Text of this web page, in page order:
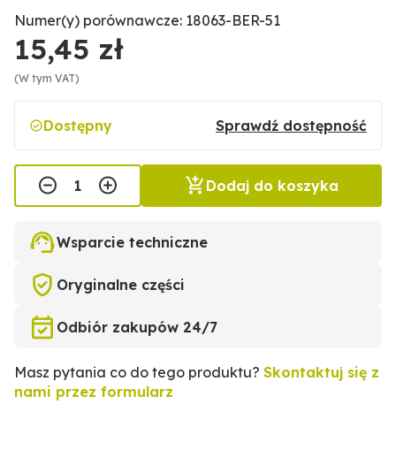
Numer(y) porównawcze: 18063-BER-51
15,45 zł
(W tym VAT)
Dostępny Sprawdź dostępność
Dodaj do koszyka
Wsparcie techniczne
Oryginalne części
Odbiór zakupów 24/7
Masz pytania co do tego produktu? Skontaktuj się z
nami przez formularz